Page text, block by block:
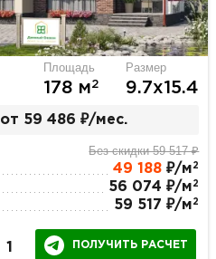
Площадь
178 м2
Размер
9.7х15.4
от 59 486 ₽/мес.
Без скидки 59 517 ₽
49 188 ₽/м 2
56 074 ₽/м 2
59 517 ₽/м 2
1 ПОЛУЧИТЬ РАСЧЕТ